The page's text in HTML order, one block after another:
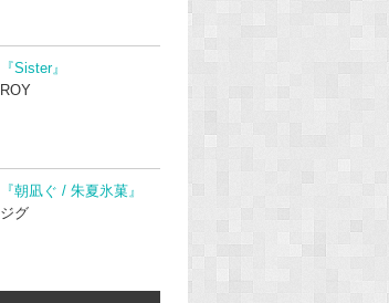
『Sister』
ROY
『朝凪ぐ / 朱夏氷菓』
ジグ